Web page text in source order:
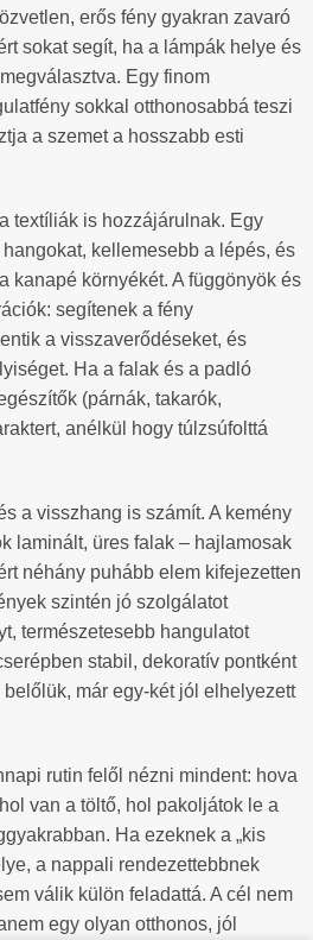
erős fény gyakran zavaró
sokat segít, ha a lámpák helye és
Egy finom
sokkal otthonosabbá teszi
a szemet a hosszabb esti
textíliák is hozzájárulnak. Egy
kellemesebb a lépés, és
kanapé környékét. A függönyök és
segítenek a fény
a visszaverődéseket, és
Ha a falak és a padló
(párnák, takarók,
anélkül hogy túlzsúfolttá
a visszhang is számít. A kemény
laminált, üres falak – hajlamosak
néhány puhább elem kifejezetten
szintén jó szolgálatot
természetesebb hangulatot
stabil, dekoratív pontként
már egy-két jól elhelyezett
rutin felől nézni mindent: hova
van a töltő, hol pakoljátok le a
Ha ezeknek a „kis
a nappali rendezettebbnek
válik külön feladattá. A cél nem
egy olyan otthonos, jól